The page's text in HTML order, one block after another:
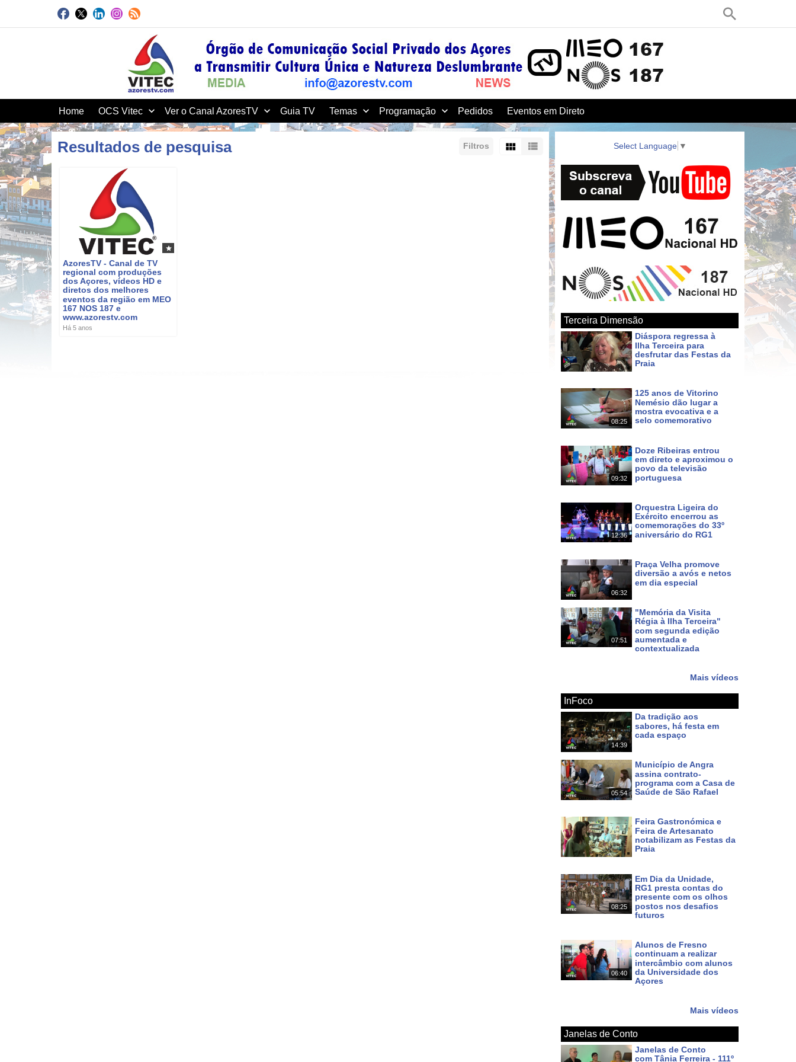
Home OCS Vitec Ver o Canal AzoresTV Guia TV Temas Programação Pedidos Eventos em Direto
Filtros
Resultados de pesquisa
AzoresTV - Canal de TV
regional com produções
dos Açores, vídeos HD e
diretos dos melhores
eventos da região em MEO
167 NOS 187 e
www.azorestv.com
Há 5 anos
Select Language ▼
Terceira Dimensão
Diáspora regressa à
Ilha Terceira para
desfrutar das Festas da
Praia
08:25
125 anos de Vitorino
Nemésio dão lugar a
mostra evocativa e a
selo comemorativo
09:32
Doze Ribeiras entrou
em direto e aproximou o
povo da televisão
portuguesa
12:36
Orquestra Ligeira do
Exército encerrou as
comemorações do 33º
aniversário do RG1
06:32
Praça Velha promove
diversão a avós e netos
em dia especial
07:51
"Memória da Visita
Régia à Ilha Terceira"
com segunda edição
aumentada e
contextualizada
Mais vídeos
InFoco
14:39
Da tradição aos
sabores, há festa em
cada espaço
05:54
Município de Angra
assina contrato-
programa com a Casa de
Saúde de São Rafael
Feira Gastronómica e
Feira de Artesanato
notabilizam as Festas da
Praia
08:25
Em Dia da Unidade,
RG1 presta contas do
presente com os olhos
postos nos desafios
futuros
06:40
Alunos de Fresno
continuam a realizar
intercâmbio com alunos
da Universidade dos
Açores
Mais vídeos
Janelas de Conto
Janelas de Conto
com Tânia Ferreira - 111º